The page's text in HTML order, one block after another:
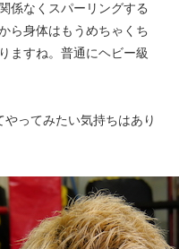
係なくスパーリングする
ら身体はもうめちゃくち
ますね。普通にヘビー級
ってみたい気持ちはあり